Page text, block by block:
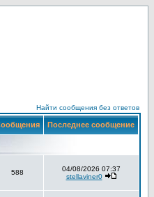
Найти сообщения без ответов
Последнее сообщение
588
04/08/2026 07:37
stellaviner0